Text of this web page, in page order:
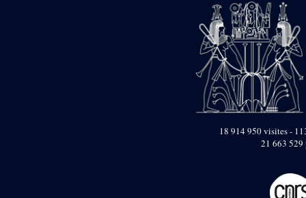
18 914 950 visites -
21 663 529